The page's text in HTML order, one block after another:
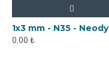
0,00 ₺